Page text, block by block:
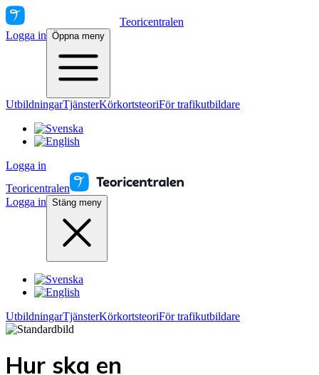
Teoricentralen
Logga in Öppna meny
UtbildningarTjänsterKörkortsteoriFör trafikutbildare
Logga in
Teoricentralen
Logga in Stäng meny
UtbildningarTjänsterKörkortsteoriFör trafikutbildare
Hur ska en